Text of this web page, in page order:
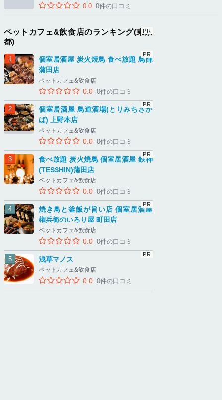
0.0 0件の口コミ
ペットカフェ&飲食店のランキング(東京
都)
個室居酒屋 炭火焼鳥 食べ放題 鳥陣
蒲田店
ペットカフェ&飲食店
0.0 0件の口コミ
個室居酒屋 鳥道酒場(とりみちさか
ば) 上野本店
ペットカフェ&飲食店
0.0 0件の口コミ
食べ放題 炭火焼鳥 個室居酒屋 鉄神
(TESSHIN)蒲田店
ペットカフェ&飲食店
0.0 0件の口コミ
焼き鳥と釜飯が旨い店 個室居酒屋
権兵衛のいろり屋 町田店
ペットカフェ&飲食店
0.0 0件の口コミ
浅草マノス
ペットカフェ&飲食店
0.0 0件の口コミ